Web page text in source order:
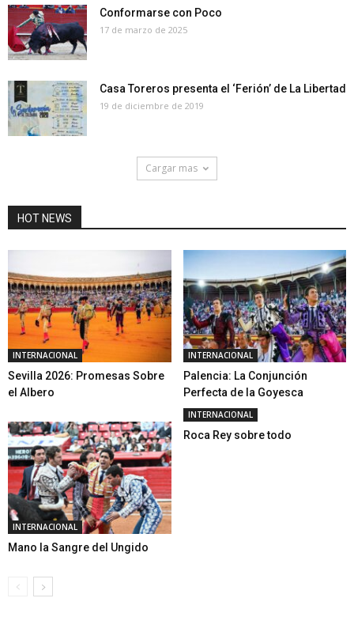
Conformarse con Poco
17 de marzo de 2025
Casa Toreros presenta el ‘Ferión’ de La Libertad
19 de diciembre de 2019
Cargar mas
HOT NEWS
INTERNACIONAL
Sevilla 2026: Promesas Sobre
el Albero
INTERNACIONAL
Palencia: La Conjunción
Perfecta de la Goyesca
INTERNACIONAL
Mano la Sangre del Ungido
INTERNACIONAL
Roca Rey sobre todo